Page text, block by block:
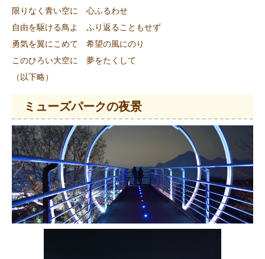
限りなく青い空に 心ふるわせ
自由を駆ける鳥よ ふり返ることもせず
勇気を翼にこめて 希望の風にのり
このひろい大空に 夢をたくして
（以下略）
ミューズパークの夜景